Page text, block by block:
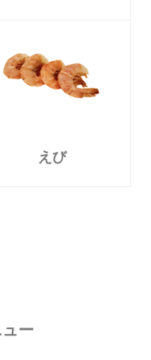
えび
ー